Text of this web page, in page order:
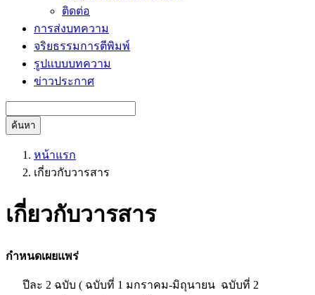
ติดต่อ
การส่งบทความ
จริยธรรมการตีพิมพ์
รูปแบบบทความ
ข่าวประกาศ
ค้นหา
หน้าแรก
เกี่ยวกับวารสาร
เกี่ยวกับวารสาร
กำหนดเผยแพร่
ปีละ 2 ฉบับ ( ฉบับที่ 1 มกราคม-มิถุนายน ฉบับที่ 2